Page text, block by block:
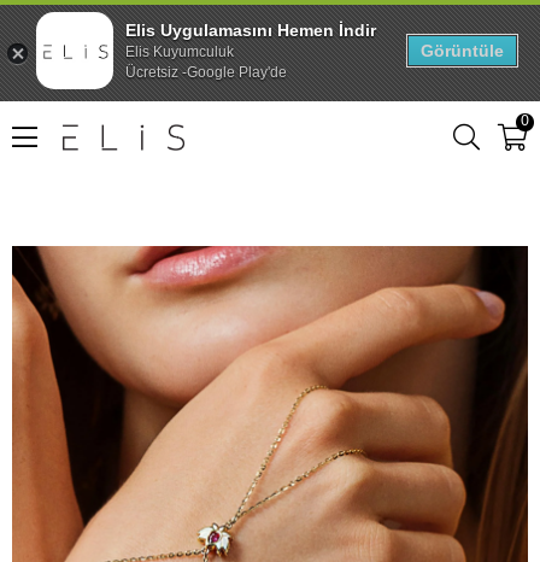
0
Elis Uygulamasını Hemen İndir
Elis Kuyumculuk
Ücretsiz -Google Play'de
Görüntüle